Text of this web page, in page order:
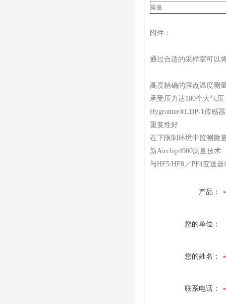
重量
附件：
通过合适的采样室可以
高度精确的露点温度测
承受压力达100个大气压
Hygromer®LDP-1传感器
重复性好
在下限制环境中监测微
新Airchip4000测量技术
与HF5/HF8／PF4变送
产品：
您的单位：
您的姓名：
联系电话：